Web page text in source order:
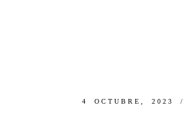
4 OCTUBRE, 2023 /